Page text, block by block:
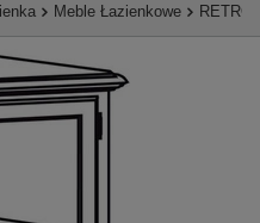
Meble Łazienkowe RETRO